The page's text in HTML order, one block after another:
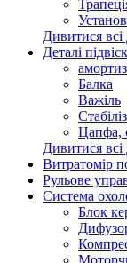
Дивитися всі
Деталі
Балка
Важіль
Цапфа,
Дивитися всі
Витратомір
Рульове
Система
Блок